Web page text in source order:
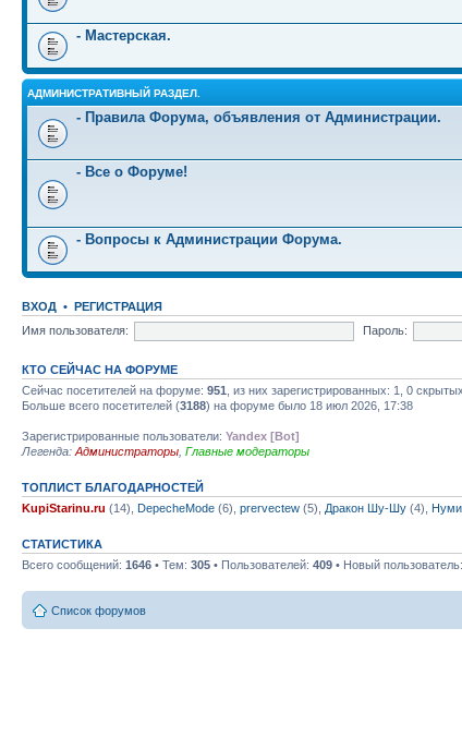
- Мастерская.
АДМИНИСТРАТИВНЫЙ РАЗДЕЛ.
- Правила Форума, объявления от Администрации.
- Все о Форуме!
- Вопросы к Администрации Форума.
ВХОД • РЕГИСТРАЦИЯ
Имя пользователя:
Пароль:
КТО СЕЙЧАС НА ФОРУМЕ
Сейчас посетителей на форуме: 951 , из них зарегистрированных: 1, 0
Больше всего посетителей (3188) на форуме было 18 июл 2026, 17:38
Зарегистрированные пользователи: Yandex [Bot]
Легенда: Администраторы Главные модераторы
ТОПЛИСТ БЛАГОДАРНОСТЕЙ
KupiStarinu.ru (14), DepecheMode (6), prervectew (5), Дракон Шу-Шу (4),
СТАТИСТИКА
Всего сообщений: 1646 • Тем: 305 • Пользователей: 409 • Новый пользователь:
Список форумов